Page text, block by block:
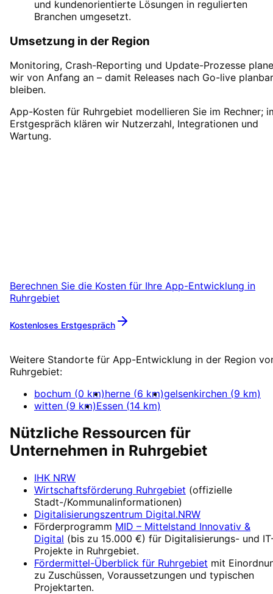
und kundenorientierte Lösungen in regulierten
Branchen umgesetzt.
Umsetzung in der Region
Monitoring, Crash-Reporting und Update-Prozesse
wir von Anfang an – damit Releases nach Go-live planbar
bleiben.
App-Kosten für Ruhrgebiet modellieren Sie im Rechner;
Erstgespräch klären wir Nutzerzahl, Integrationen und
Wartung.
Berechnen Sie die Kosten für Ihre App-Entwicklung in
Ruhrgebiet
Kostenloses Erstgespräch
Weitere Standorte für App-Entwicklung in der Region
Ruhrgebiet:
bochum (0 km)herne (6 km)gelsenkirchen (9 km)
witten (9 km)Essen (14 km)
Nützliche Ressourcen für
Unternehmen in Ruhrgebiet
IHK NRW
Wirtschaftsförderung Ruhrgebiet (offizielle
Stadt-/Kommunalinformationen)
Digitalisierungszentrum Digital.NRW
Förderprogramm MID – Mittelstand Innovativ &
Digital (bis zu 15.000 €) für Digitalisierungs- und
Projekte in Ruhrgebiet.
Fördermittel-Überblick für Ruhrgebiet mit
zu Zuschüssen, Voraussetzungen und typischen
Projektarten.